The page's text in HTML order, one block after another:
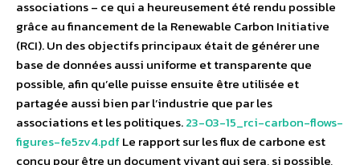
associations – ce qui a heureusement été rendu possible
grâce au financement de la Renewable Carbon Initiative
(RCI). Un des objectifs principaux était de générer une
base de données aussi uniforme et transparente que
possible, afin qu’elle puisse ensuite être utilisée et
partagée aussi bien par l’industrie que par les
associations et les politiques.23-03-15_rci-carbon-flows-
figures-fe5zv4.pdfLe rapport sur les flux de carbone est
conçu pour être un document vivant qui sera, si possible,